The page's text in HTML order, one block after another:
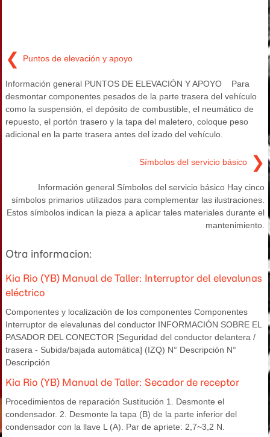
❮ Puntos de elevación y apoyo
Información general PUNTOS DE ELEVACIÓN Y APOYO Para
desmontar componentes pesados de la parte trasera del vehículo
como la suspensión, el depósito de combustible, el neumático de
repuesto, el portón trasero y la tapa del maletero, coloque peso
adicional en la parte trasera antes del izado del vehículo.
Símbolos del servicio básico ❯
Información general Símbolos del servicio básico Hay cinco
símbolos primarios utilizados para complementar las ilustraciones.
Estos símbolos indican la pieza a aplicar tales materiales durante el
mantenimiento.
Otra informacion:
Kia Rio (YB) Manual de Taller: Interruptor del elevalunas
eléctrico
Componentes y localización de los componentes Componentes
Interruptor de elevalunas del conductor INFORMACIÓN SOBRE EL
PASADOR DEL CONECTOR [Seguridad del conductor delantera /
trasera - Subida/bajada automática] (IZQ) N° Descripción N°
Descripción
Kia Rio (YB) Manual de Taller: Secador de receptor
Procedimientos de reparación Sustitución 1. Desmonte el
condensador. 2. Desmonte la tapa (B) de la parte inferior del
condensador con la llave L (A). Par de apriete: 2,7~3,2 N.